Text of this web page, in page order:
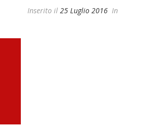
Inserito il 25 Luglio 2016 In